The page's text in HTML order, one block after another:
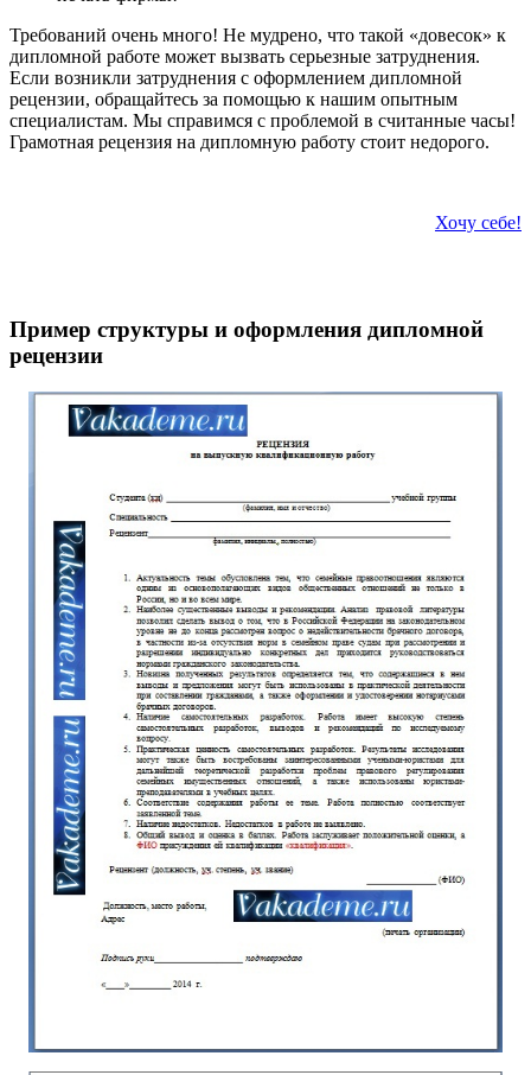
Требований очень много! Не мудрено, что такой «довесок» к
дипломной работе может вызвать серьезные затруднения.
Если возникли затруднения с оформлением дипломной
рецензии, обращайтесь за помощью к нашим опытным
специалистам. Мы справимся с проблемой в считанные часы!
Грамотная рецензия на дипломную работу стоит недорого.
Хочу себе!
Пример структуры и оформления дипломной
рецензии